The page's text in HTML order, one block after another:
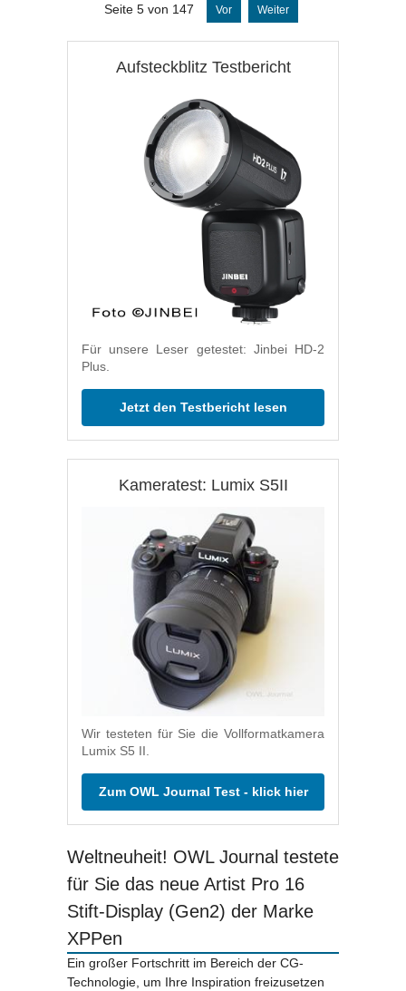
Seite 5 von 147 Vor Weiter
Aufsteckblitz Testbericht
Für unsere Leser getestet: Jinbei HD-2
Plus.
Jetzt den Testbericht lesen
Kameratest: Lumix S5II
Wir testeten für Sie die Vollformatkamera
Lumix S5 II.
Zum OWL Journal Test - klick hier
Weltneuheit! OWL Journal testete
für Sie das neue Artist Pro 16
Stift-Display (Gen2) der Marke
XPPen
Ein großer Fortschritt im Bereich der CG-
Technologie, um Ihre Inspiration freizusetzen